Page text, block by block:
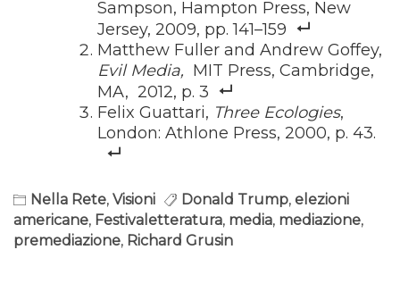
Sampson, Hampton Press, New
Jersey, 2009, pp. 141–159
Matthew Fuller and Andrew Goffey,
Evil Media, MIT Press, Cambridge,
MA, 2012, p. 3
Felix Guattari, Three Ecologies,
London: Athlone Press, 2000, p. 43.
Nella Rete, Visioni Donald Trump, elezioni
americane, Festivaletteratura, media, mediazione,
premediazione, Richard Grusin